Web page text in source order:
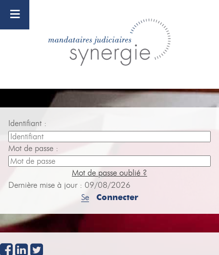
≡
Identifiant :
Mot de passe :
Mot de passe oublié ?
Dernière mise à jour : 09/08/2026
Se
Connecter